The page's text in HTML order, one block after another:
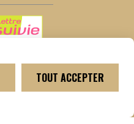
TOUT ACCEPTER